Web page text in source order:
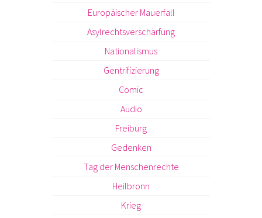
Europäischer Mauerfall
Asylrechtsverschärfung
Nationalismus
Gentrifizierung
Comic
Audio
Freiburg
Gedenken
Tag der Menschenrechte
Heilbronn
Krieg